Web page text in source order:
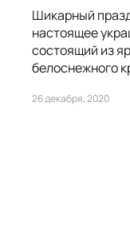
Шикарный
настоящее
состоящий из
белоснежного
26 декабря, 2020